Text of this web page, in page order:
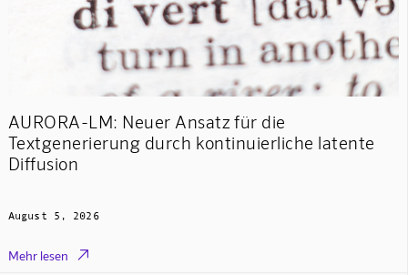
AURORA-LM: Neuer Ansatz für die
Textgenerierung durch kontinuierliche latente
Diffusion
August 5, 2026
Mehr lesen 